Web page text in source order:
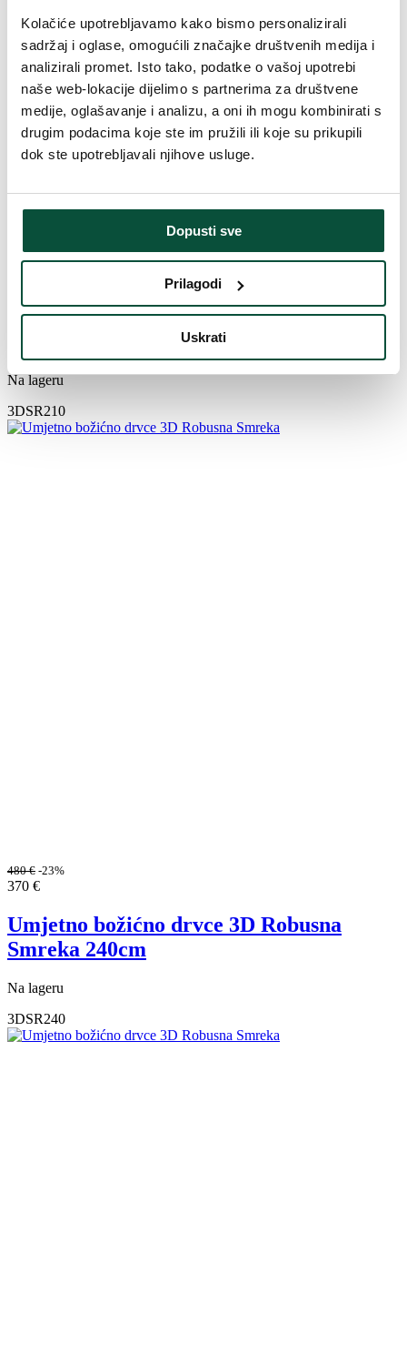
Kolačiće upotrebljavamo kako bismo personalizirali
sadržaj i oglase, omogućili značajke društvenih medija i
analizirali promet. Isto tako, podatke o vašoj upotrebi
naše web-lokacije dijelimo s partnerima za društvene
medije, oglašavanje i analizu, a oni ih mogu kombinirati s
drugim podacima koje ste im pružili ili koje su prikupili
dok ste upotrebljavali njihove usluge.
Dopusti sve
Prilagodi
Uskrati
361€ -23%
Umjetno božićno drvce 3D Robusna
Na lageru
3DSR210
480€ -23%
370 €
Umjetno božićno drvce 3D Robusna
Smreka 240cm
Na lageru
3DSR240